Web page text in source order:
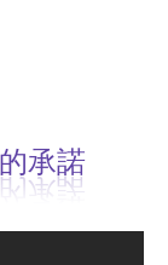
承諾
承諾